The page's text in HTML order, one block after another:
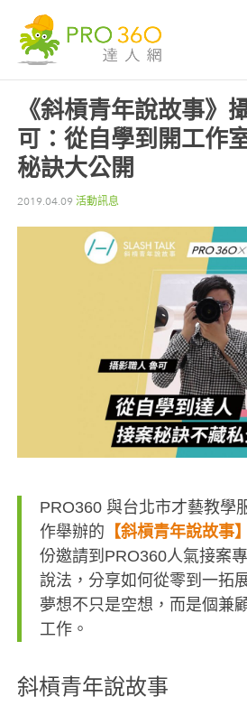
《斜槓青年說故事》
可：從自學到開工作
秘訣大公開
2019.04.09 活動訊息
PRO360 與台北市才藝教學
作舉辦的 【斜槓青年說故事】
份邀請到PRO360人氣接案
說法， 分享如何從零到一拓
夢想不只是空想， 而是個兼
工作。
斜槓青年說故事